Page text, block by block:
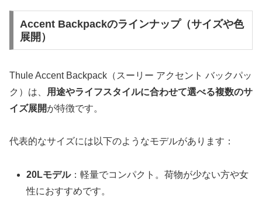
Accent Backpackのラインナップ（サイズや色
展開）
Thule Accent Backpack（スーリー アクセント バックパッ
ク）は、
用途やライフスタイルに合わせて選べる複数のサ
イズ展開が特徴です。
代表的なサイズには以下のようなモデルがあります：
20Lモデル：軽量でコンパクト。荷物が少ない方や女
性におすすめです。